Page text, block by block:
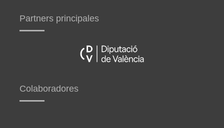
Partners principales
Colaboradores